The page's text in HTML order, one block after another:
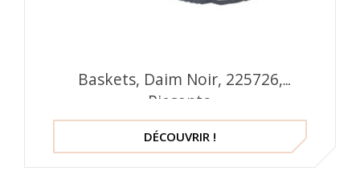
Baskets, Daim Noir, 225726,
Piesanto
DÉCOUVRIR !